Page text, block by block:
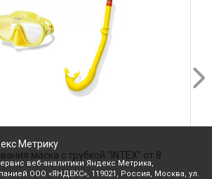
маска с трубкой "INTEX" от 8
Метрику
веб-аналитики Яндекс Метрика,
ООО «ЯНДЕКС», 119021, Россия, Москва, ул.